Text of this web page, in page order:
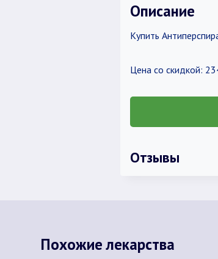
Описание
Купить
Цена со скидкой:
Отзывы
Похожие лекарства